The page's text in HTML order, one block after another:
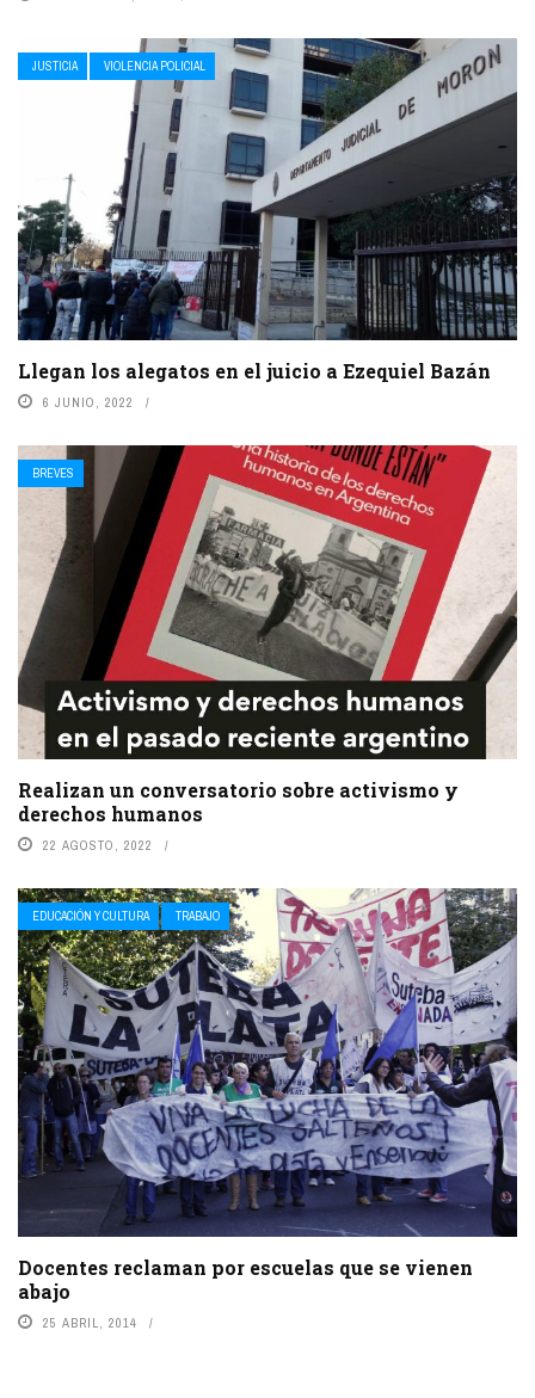
JUSTICIA VIOLENCIA POLICIAL
Llegan los alegatos en el juicio a Ezequiel Bazán
6 JUNIO, 2022
BREVES
Realizan un conversatorio sobre activismo y
derechos humanos
22 AGOSTO, 2022
EDUCACIÓN Y CULTURA TRABAJO
Docentes reclaman por escuelas que se vienen
abajo
25 ABRIL, 2014